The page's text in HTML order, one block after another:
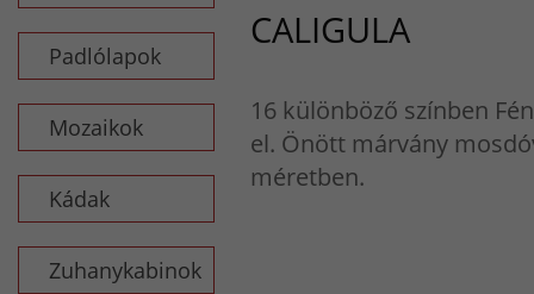
Padlólapok
Mozaikok
Kádak
Zuhanykabinok
CALIGULA
16 különböző színben
el. Önött márvány
méretben.